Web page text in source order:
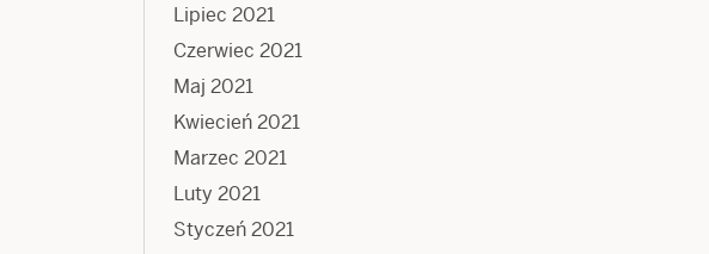
Lipiec 2021
Czerwiec 2021
Maj 2021
Kwiecień 2021
Marzec 2021
Luty 2021
Styczeń 2021